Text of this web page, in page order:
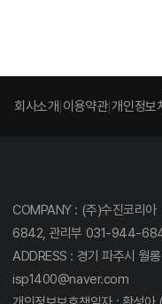
회사소개 이용약관 개인정보
COMPANY : (주)수진코리
6842, 관리부 031-944-
ADDRESS : 경기 파주시
isp1400@naver.com